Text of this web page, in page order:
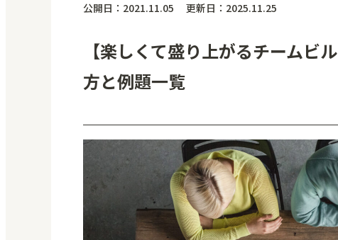
公開日：2021.11.05 更新日：2025.11.25
【楽しくて盛り上がるチームビ
方と例題一覧